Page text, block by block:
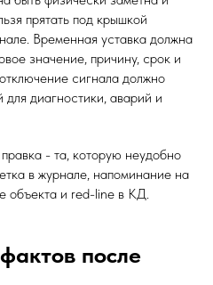
прятать под крышкой
Временная уставка должна
значение, причину, срок и
сигнала должно
диагностики, аварий и
- та, которую неудобно
в журнале, напоминание на
объекта и red-line в КД.
после